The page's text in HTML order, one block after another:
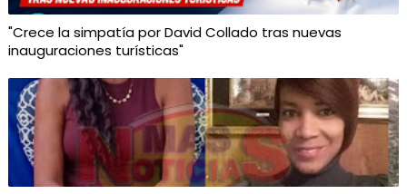
"Crece la simpatía por David Collado tras nuevas
inauguraciones turísticas"